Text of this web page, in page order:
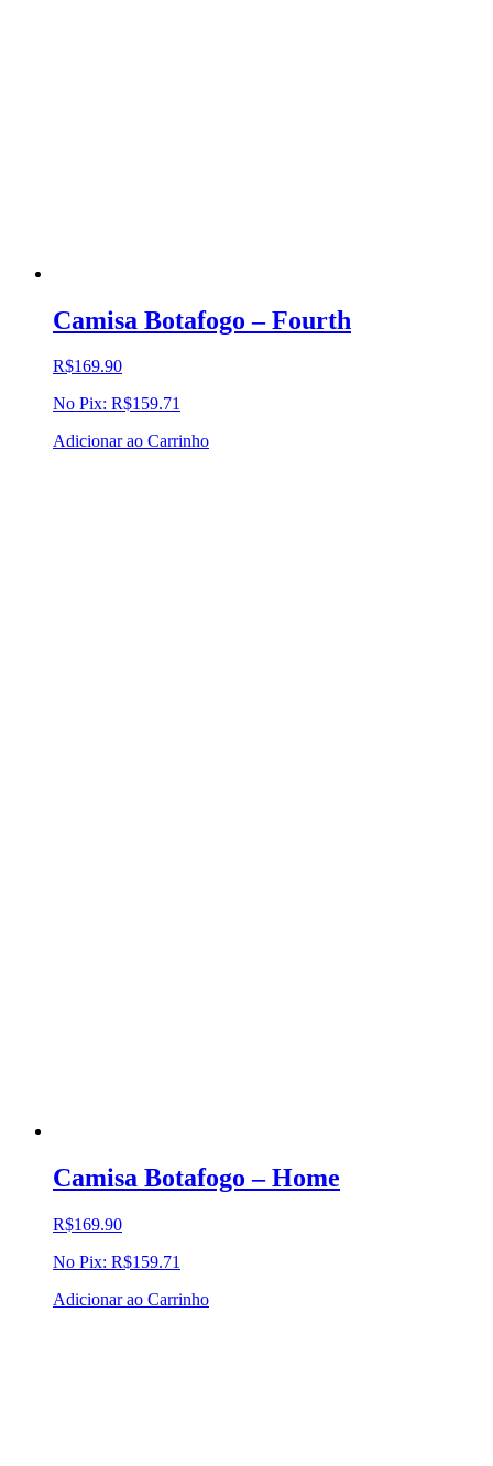
Camisa Botafogo – Fourth
R$169.90
No Pix: R$159.71
Adicionar ao Carrinho
Camisa Botafogo – Home
R$169.90
No Pix: R$159.71
Adicionar ao Carrinho